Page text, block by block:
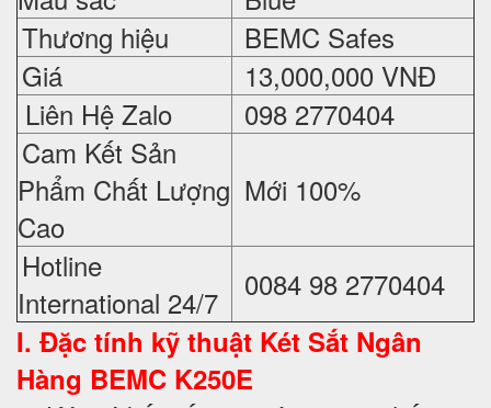
Thương hiệu
BEMC Safes
Giá
13,000,000 VNĐ
Liên Hệ Zalo
098 2770404
Cam Kết Sản
Phẩm Chất Lượng
Cao
Mới 100%
Hotline
International 24/7
0084 98 2770404
I. Đặc tính kỹ thuật Két Sắt Ngân
Hàng BEMC K250E